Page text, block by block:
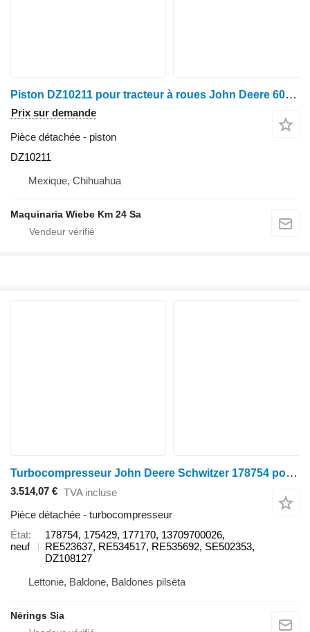
Piston DZ10211 pour tracteur à roues John Deere 6090H
Prix sur demande
Pièce détachée - piston
DZ10211
Mexique, Chihuahua
Maquinaria Wiebe Km 24 Sa
Turbocompresseur John Deere Schwitzer 178754 pour tracteur à roues John Deere 6090H
3.514,07 € TVA incluse
Pièce détachée - turbocompresseur
État
neuf
178754, 175429, 177170, 13709700026,
RE523637, RE534517, RE535692, SE502353,
DZ108127
Lettonie, Baldone, Baldones pilsēta
Nērings Sia